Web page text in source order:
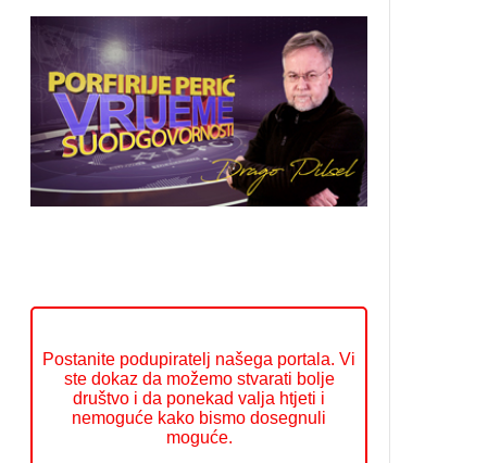
Postanite podupiratelj našega portala. Vi
ste dokaz da možemo stvarati bolje
društvo i da ponekad valja htjeti i
nemoguće kako bismo dosegnuli
moguće.